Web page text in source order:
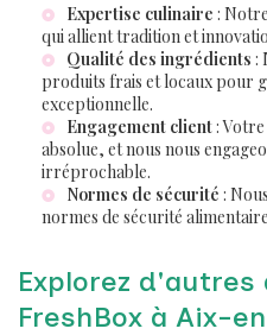
Expertise culinaire :
qui allient tradition et
Qualité des ingrédients :
produits frais et locaux pour
exceptionnelle.
Engagement client:
absolue, et nous nous
irréprochable.
Normes de sécurité :
normes de sécurité
Explorez
FreshBox à Aix-